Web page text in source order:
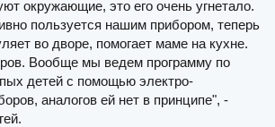
окружающие, это его очень угнетало.
пользуется нашим прибором, теперь
во дворе, помогает маме на кухне.
Вообще мы ведем программу по
детей с помощью электро-
аналогов ей нет в принципе", -